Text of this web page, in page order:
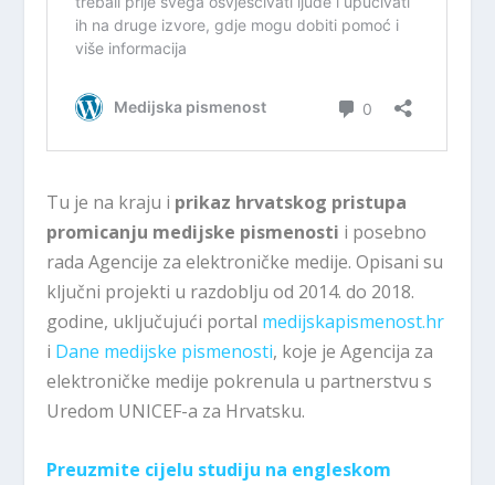
Tu je na kraju i prikaz hrvatskog pristupa
promicanju medijske pismenosti i posebno
rada Agencije za elektroničke medije. Opisani su
ključni projekti u razdoblju od 2014. do 2018.
godine, uključujući portal medijskapismenost.hr
i Dane medijske pismenosti, koje je Agencija za
elektroničke medije pokrenula u partnerstvu s
Uredom UNICEF-a za Hrvatsku.
Preuzmite cijelu studiju na engleskom